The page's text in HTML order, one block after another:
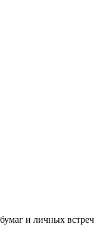
и личных встреч